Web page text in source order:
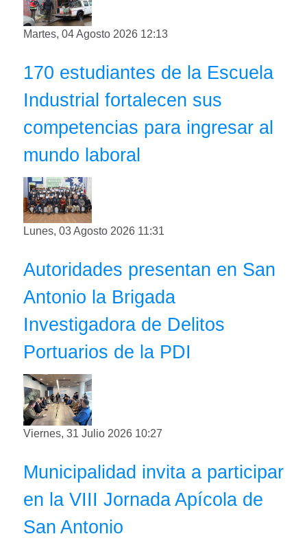
Martes, 04 Agosto 2026 12:13
170 estudiantes de la Escuela
Industrial fortalecen sus
competencias para ingresar al
mundo laboral
Lunes, 03 Agosto 2026 11:31
Autoridades presentan en San
Antonio la Brigada
Investigadora de Delitos
Portuarios de la PDI
Viernes, 31 Julio 2026 10:27
Municipalidad invita a participar
en la VIII Jornada Apícola de
San Antonio